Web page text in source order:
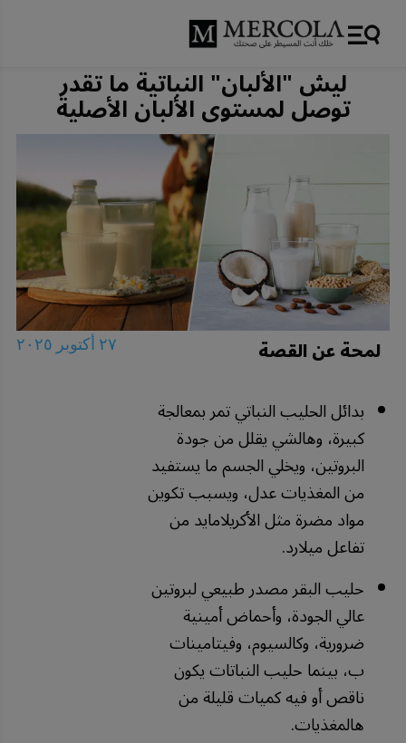
ليش "الألبان" النباتية ما تقدر
توصل لمستوى الألبان الأصلية
٢٧ أكتوبر ٢٠٢٥
لمحة عن القصة
بدائل الحليب النباتي تمر بمعالجة
كبيرة، وهالشي يقلل من جودة
البروتين، ويخلي الجسم ما يستفيد
من المغذيات عدل، ويسبب تكوين
مواد مضرة مثل الأكريلامايد من
تفاعل ميلارد.
حليب البقر مصدر طبيعي لبروتين
عالي الجودة، وأحماض أمينية
ضرورية، وكالسيوم، وفيتامينات
ب، بينما حليب النباتات يكون
ناقص أو فيه كميات قليلة من
هالمغذيات.